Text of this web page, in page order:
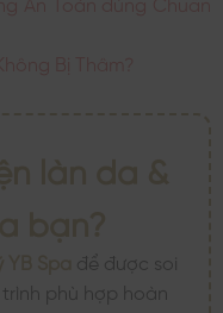
để được soi
phù hợp hoàn